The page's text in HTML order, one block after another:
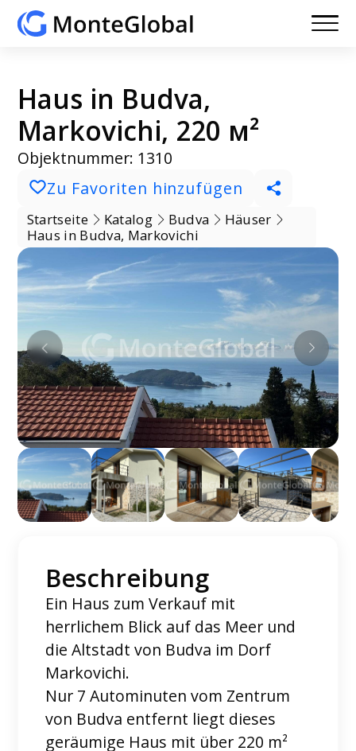
Haus in Budva,
Markovichi, 220 м²
Objektnummer: 1310
Zu Favoriten hinzufügen
Startseite Katalog Budva
Häuser
Haus in Budva, Markovichi
Beschreibung
Ein Haus zum Verkauf mit
herrlichem Blick auf das Meer und
die Altstadt von Budva im Dorf
Markovichi.
Nur 7 Autominuten vom Zentrum
von Budva entfernt liegt dieses
geräumige Haus mit über 220 m²